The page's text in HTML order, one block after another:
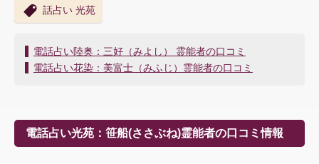
話占い 光苑
投
稿
ー
シ
電話占い陸奥：三好（みよし） 霊能者の口コミ
電話占い花染：美富士（みふじ）霊能者の口コミ
電話占い光苑：笹船(ささぶね)霊能者の口コミ情報